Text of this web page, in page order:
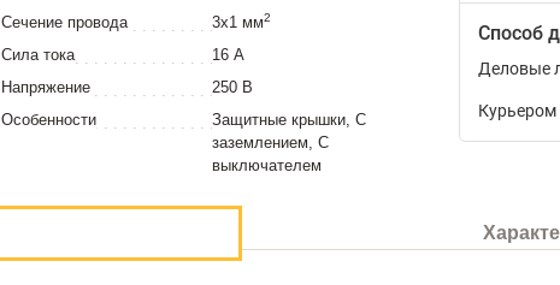
Сечение провода
3х1 мм2
Сила тока
16 А
Напряжение
250 В
Особенности
Защитные крышки, С
заземлением, С
выключателем
Способ
Деловые
Курьером